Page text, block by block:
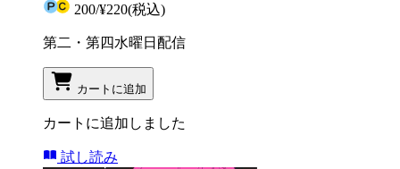
200/¥220(税込)
第二・第四水曜日配信
カートに追加
カートに追加しました
試し読み